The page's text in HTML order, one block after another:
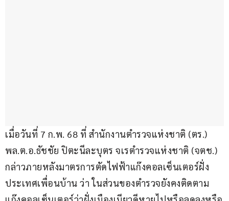
เมื่อวันที่ 7 ก.พ. 68 ที่ สำนักงานตำรวจแห่งชาติ (ตร.)
พล.ต.อ.ธัชชัย ปิตะนีละบุตร จเรตำรวจแห่งชาติ (จตช.)
กล่าวภายหลังมาตรการตัดไฟฟ้าแก๊งคอลเซ็นเตอร์ฝั่ง
ประเทศเพื่อนบ้าน ว่า ในส่วนของตำรวจยังคงติดตาม